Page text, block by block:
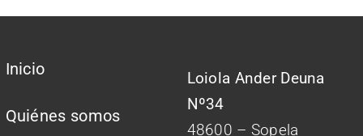
Inicio
Quiénes somos
Loiola Ander Deuna
Nº34
48600 – Sopela